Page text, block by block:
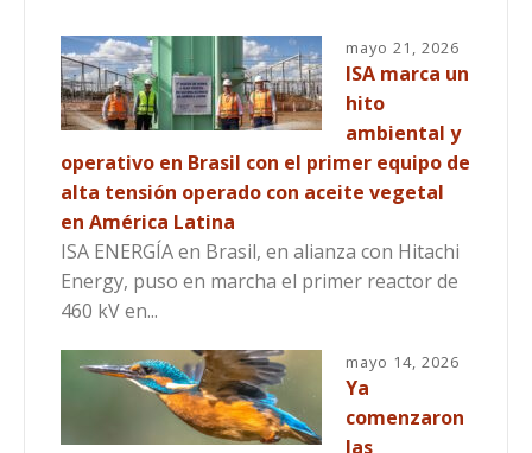
mayo 21, 2026
ISA marca un
hito
ambiental y
operativo en Brasil con el primer equipo de
alta tensión operado con aceite vegetal
en América Latina
ISA ENERGÍA en Brasil, en alianza con Hitachi
Energy, puso en marcha el primer reactor de
460 kV en...
mayo 14, 2026
Ya
comenzaron
las